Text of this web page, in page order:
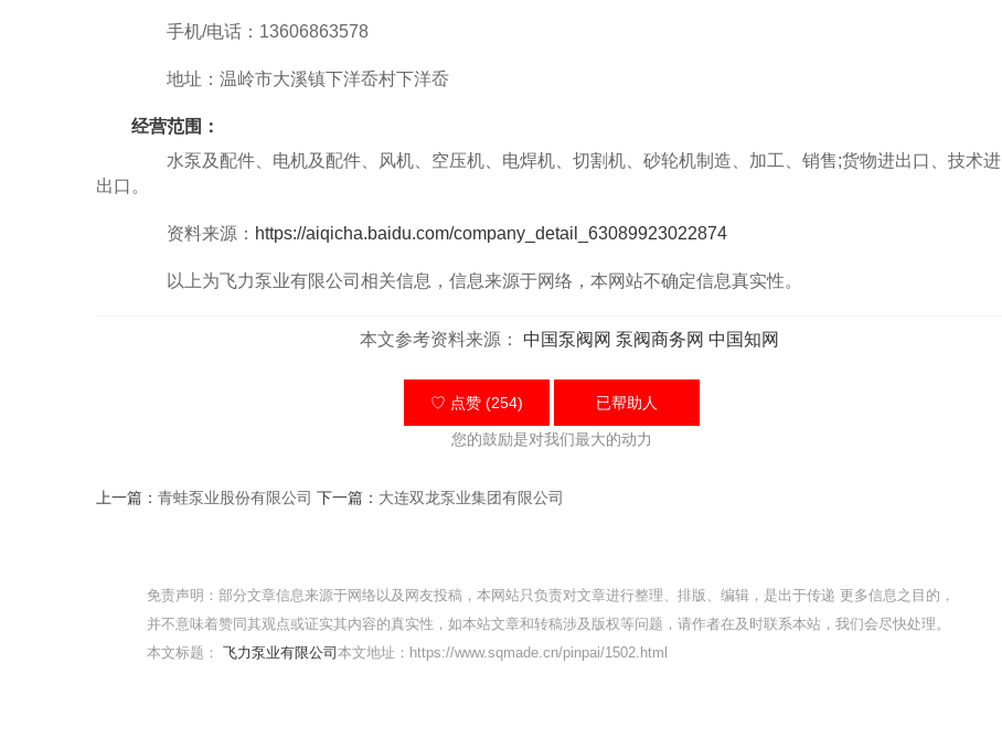
手机/电话：13606863578
地址：温岭市大溪镇下洋岙村下洋岙
经营范围：
水泵及配件、电机及配件、风机、空压机、电焊机、切割机、砂轮机制造、加工、销售;货物进出口、技术进
出口。
资料来源： https://aiqicha.baidu.com/company_detail_63089923022874
以上为飞力泵业有限公司相关信息，信息来源于网络，本网站不确定信息真实性。
本文参考资料来源： 中国泵阀网 泵阀商务网 中国知网
♡ 点赞 (254) 已帮助人
您的鼓励是对我们最大的动力
上一篇： 青蛙泵业股份有限公司 下一篇： 大连双龙泵业集团有限公司
免责声明：部分文章信息来源于网络以及网友投稿，本网站只负责对文章进行整理、排版、编辑，是出于传递 更多信息之目的，
并不意味着赞同其观点或证实其内容的真实性，如本站文章和转稿涉及版权等问题，请作者在及时联系本站，我们会尽快处理。
本文标题： 飞力泵业有限公司 本文地址：https://www.sqmade.cn/pinpai/1502.html